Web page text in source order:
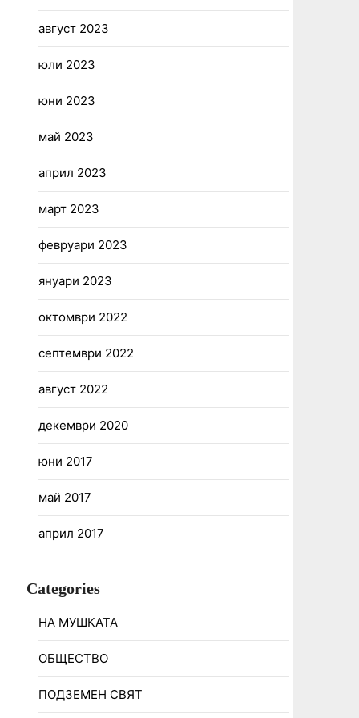
август 2023
юли 2023
юни 2023
май 2023
април 2023
март 2023
февруари 2023
януари 2023
октомври 2022
септември 2022
август 2022
декември 2020
юни 2017
май 2017
април 2017
Categories
НА МУШКАТА
ОБЩЕСТВО
ПОДЗЕМЕН СВЯТ